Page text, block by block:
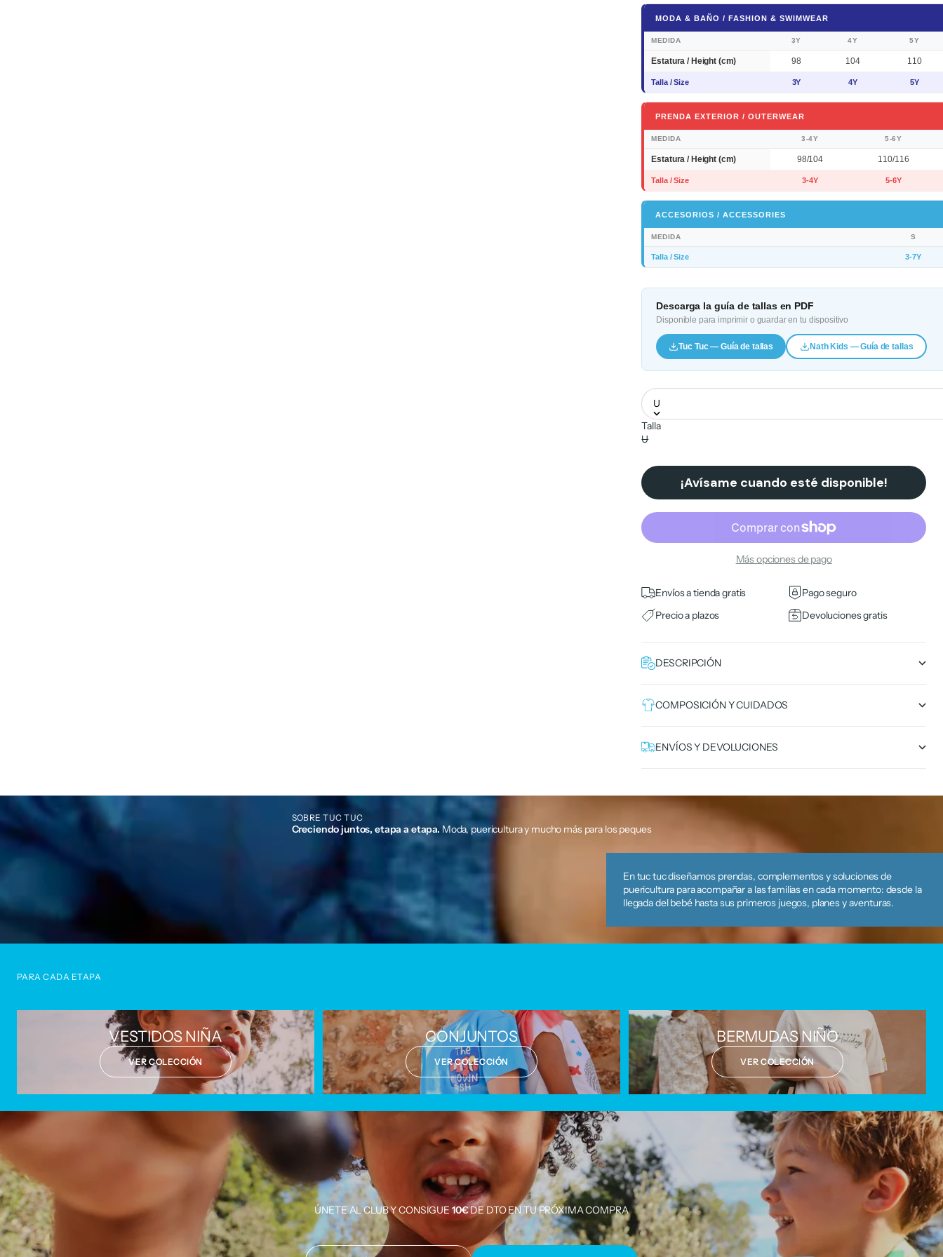
MODA & BAÑO / FASHION & SWIMWEAR
MEDIDA 3Y 4Y 5Y
Estatura / Height (cm) 98 104 110
Talla / Size 3Y 4Y 5Y
PRENDA EXTERIOR / OUTERWEAR
MEDIDA 3-4Y 5-6Y
Estatura / Height (cm) 98/104 110/116
Talla / Size 3-4Y 5-6Y
ACCESORIOS / ACCESSORIES
MEDIDA S
Talla / Size 3-7Y
Descarga la guía de tallas en PDF
Disponible para imprimir o guardar en tu dispositivo
Tuc Tuc — Guía de tallas Nath Kids — Guía de tallas
U
Talla
U
¡Avísame cuando esté disponible!
Más opciones de pago
Envíos a tienda gratis
Pago seguro
Precio a plazos
Devoluciones gratis
DESCRIPCIÓN
COMPOSICIÓN Y CUIDADOS
ENVÍOS Y DEVOLUCIONES
SOBRE TUC TUC
Creciendo juntos, etapa a etapa. Moda, puericultura y mucho más para los peques
En tuc tuc diseñamos prendas, complementos y soluciones de
puericultura para acompañar a las familias en cada momento: desde la
llegada del bebé hasta sus primeros juegos, planes y aventuras.
PARA CADA ETAPA
VESTIDOS NIÑA
VER COLECCIÓN
CONJUNTOS
VER COLECCIÓN
BERMUDAS NIÑO
VER COLECCIÓN
ÚNETE AL CLUB Y CONSIGUE 10€DE DTO EN TU PRÓXIMA COMPRA